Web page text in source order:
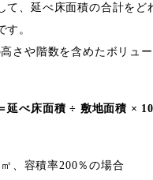
て、延べ床面積の合計をど
す。
さや階数を含めたボリュ
延べ床面積 ÷ 敷地面積 ×
㎡、容積率200％の場合